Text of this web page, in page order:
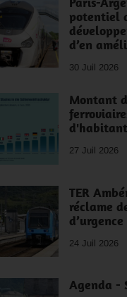
potentiel
d’en
30 Juil 2026
Montant
27 Juil 2026
TER
réclame
d’urgence
24 Juil 2026
Agenda -